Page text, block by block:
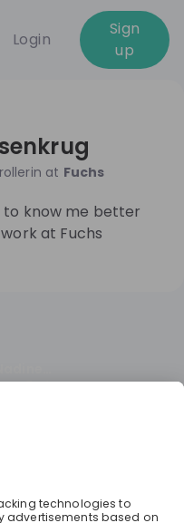
Login
Sign
up
at Fuchs
to know me better
at Fuchs
Fuchs